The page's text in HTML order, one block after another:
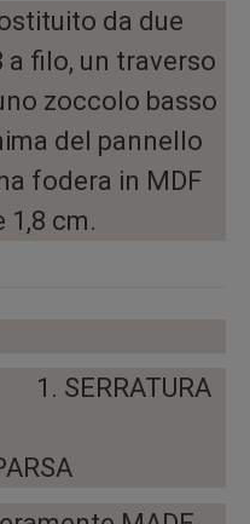
da due
filo, un traverso
zoccolo basso
del pannello
fodera in MDF
1,8 cm.
1. SERRATURA